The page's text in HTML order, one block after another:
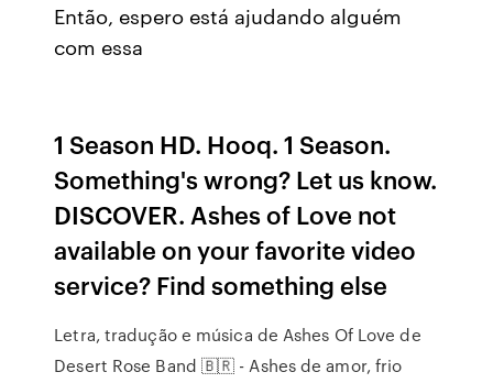
Então, espero está ajudando alguém
com essa
1 Season HD. Hooq. 1 Season.
Something's wrong? Let us know.
DISCOVER. Ashes of Love not
available on your favorite video
service? Find something else
Letra, tradução e música de Ashes Of Love de
Desert Rose Band 🇧🇷 - Ashes de amor, frio